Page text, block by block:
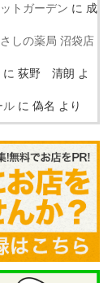
トガーデン に 成
しの薬局 沼袋店
に 荻野 清朗 よ
ル に 偽名 より